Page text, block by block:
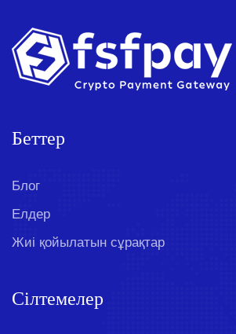
Беттер
Блог
Елдер
Жиі қойылатын сұрақтар
Сілтемелер